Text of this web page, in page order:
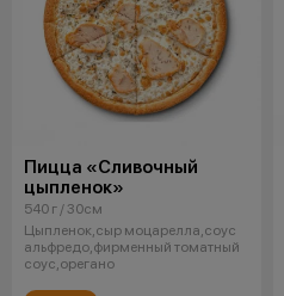
Пицца «Сливочный
цыпленок»
540 г / 30см
Цыпленок,сыр моцарелла,соус
альфредо,фирменный томатный
соус,орегано